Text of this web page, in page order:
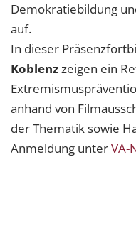
Demokratiebildung
auf.
In dieser
Koblenzzeigen ein
anhand von
der Thematik sowie
Anmeldung unterVA-